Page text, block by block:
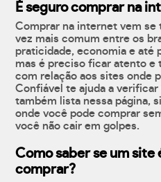
É seguro comprar na
Comprar na internet vem se
vez mais comum entre os
praticidade, economia e até
mas é preciso ficar atento
com relação aos sites onde
Confiável te ajuda a
também lista nessa página,
onde você pode comprar
você não cair em golpes.
Como saber se um site
comprar?